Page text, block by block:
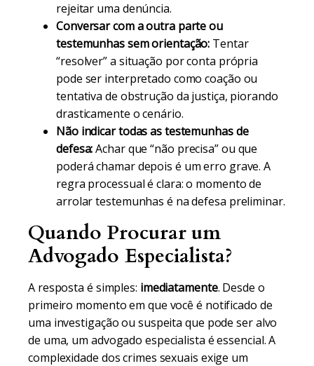
rejeitar uma denúncia.
Conversar com a outra parte ou
testemunhas sem orientação: Tentar
“resolver” a situação por conta própria
pode ser interpretado como coação ou
tentativa de obstrução da justiça, piorando
drasticamente o cenário.
Não indicar todas as testemunhas de
defesa:Achar que “não precisa” ou que
poderá chamar depois é um erro grave. A
regra processual é clara: o momento de
arrolar testemunhas é na defesa preliminar.
Quando Procurar um
Advogado Especialista?
A resposta é simples: imediatamente. Desde o
primeiro momento em que você é notificado de
uma investigação ou suspeita que pode ser alvo
de uma, um advogado especialista é essencial. A
complexidade dos crimes sexuais exige um